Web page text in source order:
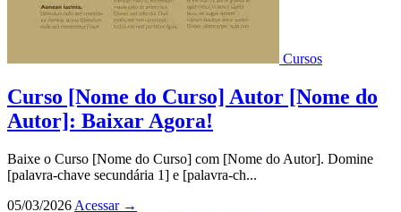
Cursos
Curso [Nome do Curso] Autor [Nome do
Autor]: Baixar Agora!
Baixe o Curso [Nome do Curso] com [Nome do Autor]. Domine
[palavra-chave secundária 1] e [palavra-ch...
05/03/2026 Acessar →